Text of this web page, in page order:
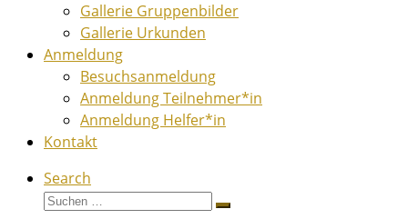
Gallerie Gruppenbilder
Gallerie Urkunden
Anmeldung
Besuchsanmeldung
Anmeldung Teilnehmer*in
Anmeldung Helfer*in
Kontakt
Search
Suche
Suchen …